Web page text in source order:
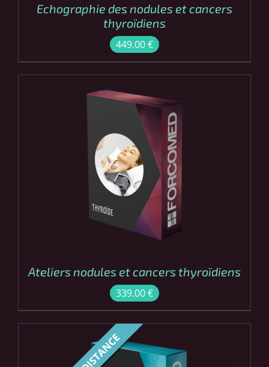
Echographie des nodules et cancers
thyroïdiens
449.00€
COMMANDER
DÉTAILS
Ateliers nodules et cancers thyroïdiens
339.00€